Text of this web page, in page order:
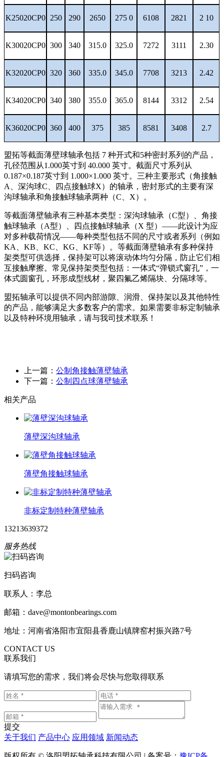
K25020CP0 250 290 2650 275 0 6108 2821 2 10
K30020CP0 300 340 315.0 325.0 7272 3111 2.30
K32020CP0 320 360 335.0 345.0 7708 3213 2.42
K34020CP0 340 380 355.0 365.0 8144 3312 2.54
K36020CP0 360 400 375 385 8581 3408 2.7
盟拓等截面薄壁球轴承包括 7 种开式和5种密封系列 的产品 ，
孔径范围从1.000英寸到 40.000 英寸。截面尺寸系列从
0.187×0.187英寸到 1.000×1.000 英寸。三种主要形式（角接触
A
深沟球C 四点接触球X）的轴承，密封形式的主要有深
沟球轴承和角接触球轴承两种（C X）。
等截面薄壁轴承有三种基本类型：深沟球轴承（C型）、角接
触球轴承（A型）、四点接触球轴承（X 型） ——此设计为应
对多种载荷情况——每种类型包括不同的尺寸或者系列（例如
KA
KB KC KG KF等）。 等截面薄壁轴承有多种保持
架类型可供选择，保持架可以将滚动体均匀分隔，防止它们相
互接触摩擦。常见保持架类型包括：一体式“弹锁式窗孔” ，一
体式圆窗孔，环形成型线材，聚四氟乙烯隔块、分隔球等。
盟拓轴承可以提供不同内部游隙、润滑、保持架以及其他特性
的产品，能够满足大多数客户的需求。如果需要非标定制轴承
以及特种环境用轴承，请与我司技术联系！
上一篇： 公制角接触薄壁轴承
下一篇： 公制四点球薄壁轴承
相关产品
薄壁深沟球轴承
薄壁角接触球轴承
非标定制特种薄壁轴承
13213639372
服务热线
扫码咨询
联系人：李总
邮箱：dave@montonbearings.com
地址：河南省洛阳市宜阳县香鹿山镇牌窑村振兴路7号
CONTACT US
联系我们
请填写您的需求，我们将会尽快与您取得联系
提交
关于我们 产品中心 应用领域 新闻动态